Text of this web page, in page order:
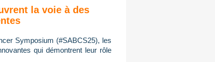
la voie à des
Symposium (#SABCS25), les
qui démontrent leur rôle